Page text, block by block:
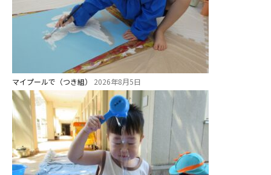
マイプールで（つき組） 2026年8月5日
教職員募集
園のこと
安⼼・安全対策
給⾷
課外教室
理事長のことば